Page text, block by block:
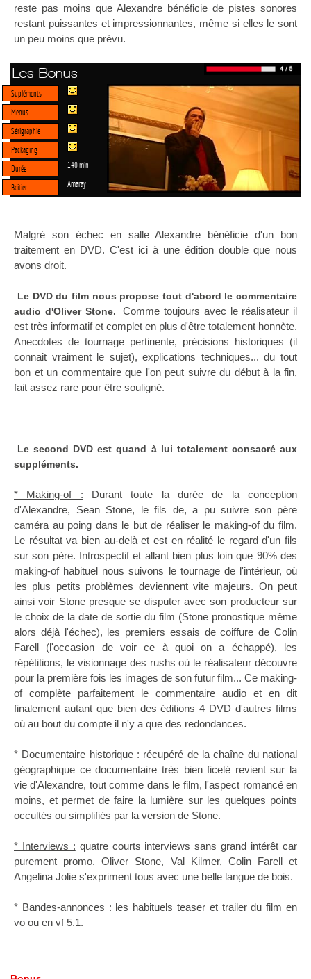
reste pas moins que Alexandre bénéficie de pistes sonores
restant puissantes et impressionnantes, même si elles le sont
un peu moins que prévu.
Les Bonus
Supléments
Menus
Sérigraphie
Packaging
Durée
140 min
Boitier Amaray
Malgré son échec en salle Alexandre bénéficie d'un bon
traitement en DVD. C'est ici à une édition double que nous
avons droit.
Le DVD du film nous propose tout d'abord le commentaire
audio d'Oliver Stone.
Comme toujours avec le réalisateur il
est très informatif et complet en plus d'être totalement honnète.
Anecdotes de tournage pertinente, précisions historiques (il
connait vraiment le sujet), explications techniques... du tout
bon et un commentaire que l'on peut suivre du début à la fin,
fait assez rare pour être souligné.
Le second DVD est quand à lui totalement consacré aux
suppléments.
* Making-of : Durant toute la durée de la conception
d'Alexandre, Sean Stone, le fils de, a pu suivre son père
caméra au poing dans le but de réaliser le making-of du film.
Le résultat va bien au-delà et est en réalité le regard d'un fils
sur son père. Introspectif et allant bien plus loin que 90% des
making-of habituel nous suivons le tournage de l'intérieur, où
les plus petits problèmes deviennent vite majeurs. On peut
ainsi voir Stone presque se disputer avec son producteur sur
le choix de la date de sortie du film (Stone pronostique même
alors déjà l'échec), les premiers essais de coiffure de Colin
Farell (l'occasion de voir ce à quoi on a échappé), les
répétitions, le visionnage des rushs où le réalisateur découvre
pour la première fois les images de son futur film... Ce making-
of complète parfaitement le commentaire audio et en dit
finalement autant que bien des éditions 4 DVD d'autres films
où au bout du compte il n'y a que des redondances.
* Documentaire historique : récupéré de la chaîne du national
géographique ce documentaire très bien ficelé revient sur la
vie d'Alexandre, tout comme dans le film, l'aspect romancé en
moins, et permet de faire la lumière sur les quelques points
occultés ou simplifiés par la version de Stone.
* Interviews : quatre courts interviews sans grand intérêt car
purement promo. Oliver Stone, Val Kilmer, Colin Farell et
Angelina Jolie s'expriment tous avec une belle langue de bois.
* Bandes-annonces : les habituels teaser et trailer du film en
vo ou en vf 5.1.